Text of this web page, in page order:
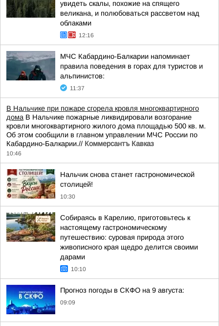
увидеть скалы, похожие на спящего
великана, и полюбоваться рассветом над
облаками
12:16
МЧС Кабардино-Балкарии напоминает
правила поведения в горах для туристов и
альпинистов:
11:37
В Нальчике при пожаре сгорела кровля многоквартирного
дома В Нальчике пожарные ликвидировали возгорание
кровли многоквартирного жилого дома площадью 500 кв. м.
Об этом сообщили в главном управлении МЧС России по
Кабардино-Балкарии.// Коммерсантъ Кавказ
10:46
Нальчик снова станет гастрономической
столицей!
10:30
Собираясь в Карелию, приготовьтесь к
настоящему гастрономическому
путешествию: суровая природа этого
живописного края щедро делится своими
дарами
10:10
Прогноз погоды в СКФО на 9 августа:
09:09